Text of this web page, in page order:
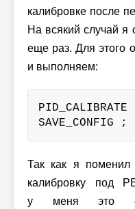
калибровке после
На всякий случай я
еще раз. Для этого
и выполняем:
PID_CALIBRATE
SAVE_CONFIG
Так как я поменил
калибровку под
у меня это